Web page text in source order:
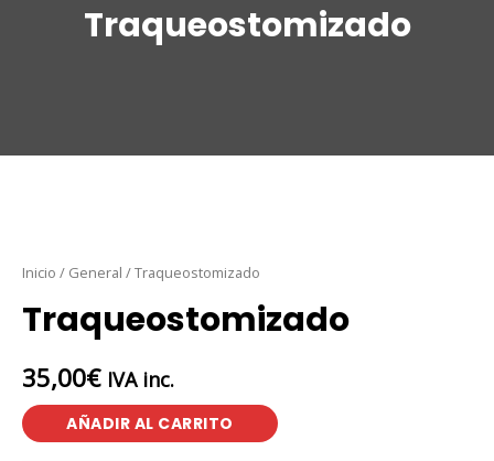
Traqueostomizado
Inicio / General / Traqueostomizado
Traqueostomizado
35,00€ IVA inc.
AÑADIR AL CARRITO